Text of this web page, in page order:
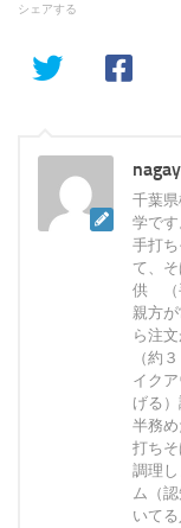
シェアする
千葉
学で
手打
て、
供 （
親方
ら注
（約
イク
げる
半務
打ち
調理
ム（
いて